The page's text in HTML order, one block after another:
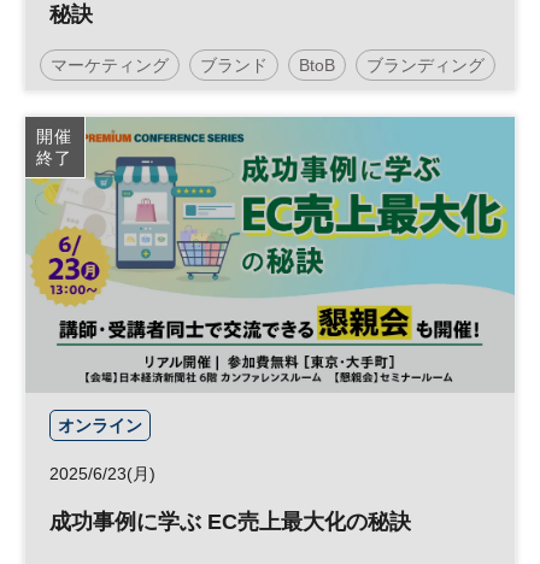
秘訣
マーケティング ブランド BtoB ブランディング
BtoBマーケティング
参加無料
開催
終了
オンライン
2025/6/23(月)
成功事例に学ぶ EC売上最大化の秘訣